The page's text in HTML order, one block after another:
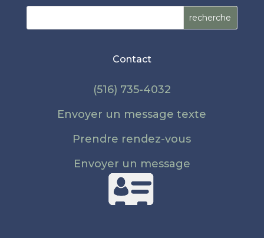
Rechercher :
Contact
(516) 735-4032
Envoyer un message texte
Prendre rendez-vous
Envoyer un message